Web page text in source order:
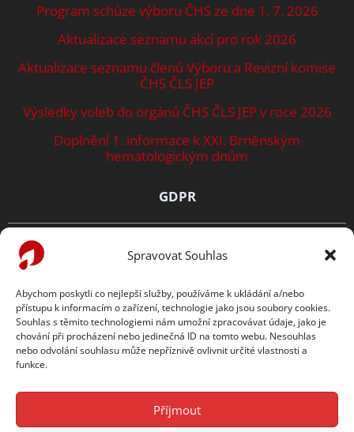
Spravovat Souhlas
Abychom poskytli co nejlepší služby, používáme k ukládání a/nebo
přístupu k informacím o zařízení, technologie jako jsou soubory cookies.
Souhlas s těmito technologiemi nám umožní zpracovávat údaje, jako je
chování při procházení nebo jedinečná ID na tomto webu. Nesouhlas
nebo odvolání souhlasu může nepříznivě ovlivnit určité vlastnosti a
funkce.
Příjmout
Program schůze výboru ČHS ze dne 1. 7. 2026
Aktualizace seznamu akcí pro rok 2026
Aktualizace seznamu členů Výboru a Revizní komise
ČHS ČLS JEP
Výsledky voleb do orgánů ČHS ČLS JEP v roce 2026
Doplnění 1. informace k XXI. Brněnským
hematologickým dnům
GDPR
Zásady ochrany osobních údajů
TENTO WEB PODPORUJE